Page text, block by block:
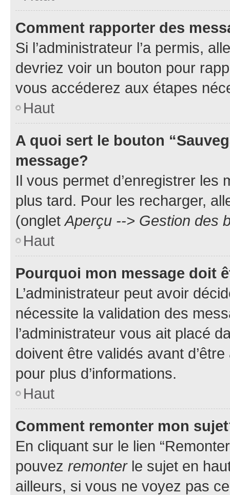
Comment rapporter des
Si l’administrateur l’a permis,
devriez voir un bouton pour
vous accéderez aux étapes
Haut
A quoi sert le bouton
message?
Il vous permet d’enregistrer
plus tard. Pour les recharger,
(ongletAperçu --> Gestion des
Haut
Pourquoi mon message doit
L’administrateur peut avoir
nécessite la validation des
l’administrateur vous ait placé
doivent être validés avant
pour plus d’informations.
Haut
Comment remonter mon
En cliquant sur le lien
pouvez remonterle sujet en
ailleurs, si vous ne voyez pas